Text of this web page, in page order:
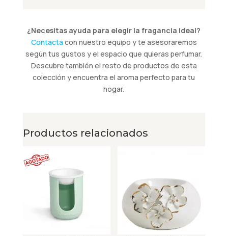
¿Necesitas ayuda para elegir la fragancia ideal?
Contacta con nuestro equipo y te asesoraremos
según tus gustos y el espacio que quieras perfumar.
Descubre también el resto de productos de esta
colección y encuentra el aroma perfecto para tu
hogar.
Productos relacionados